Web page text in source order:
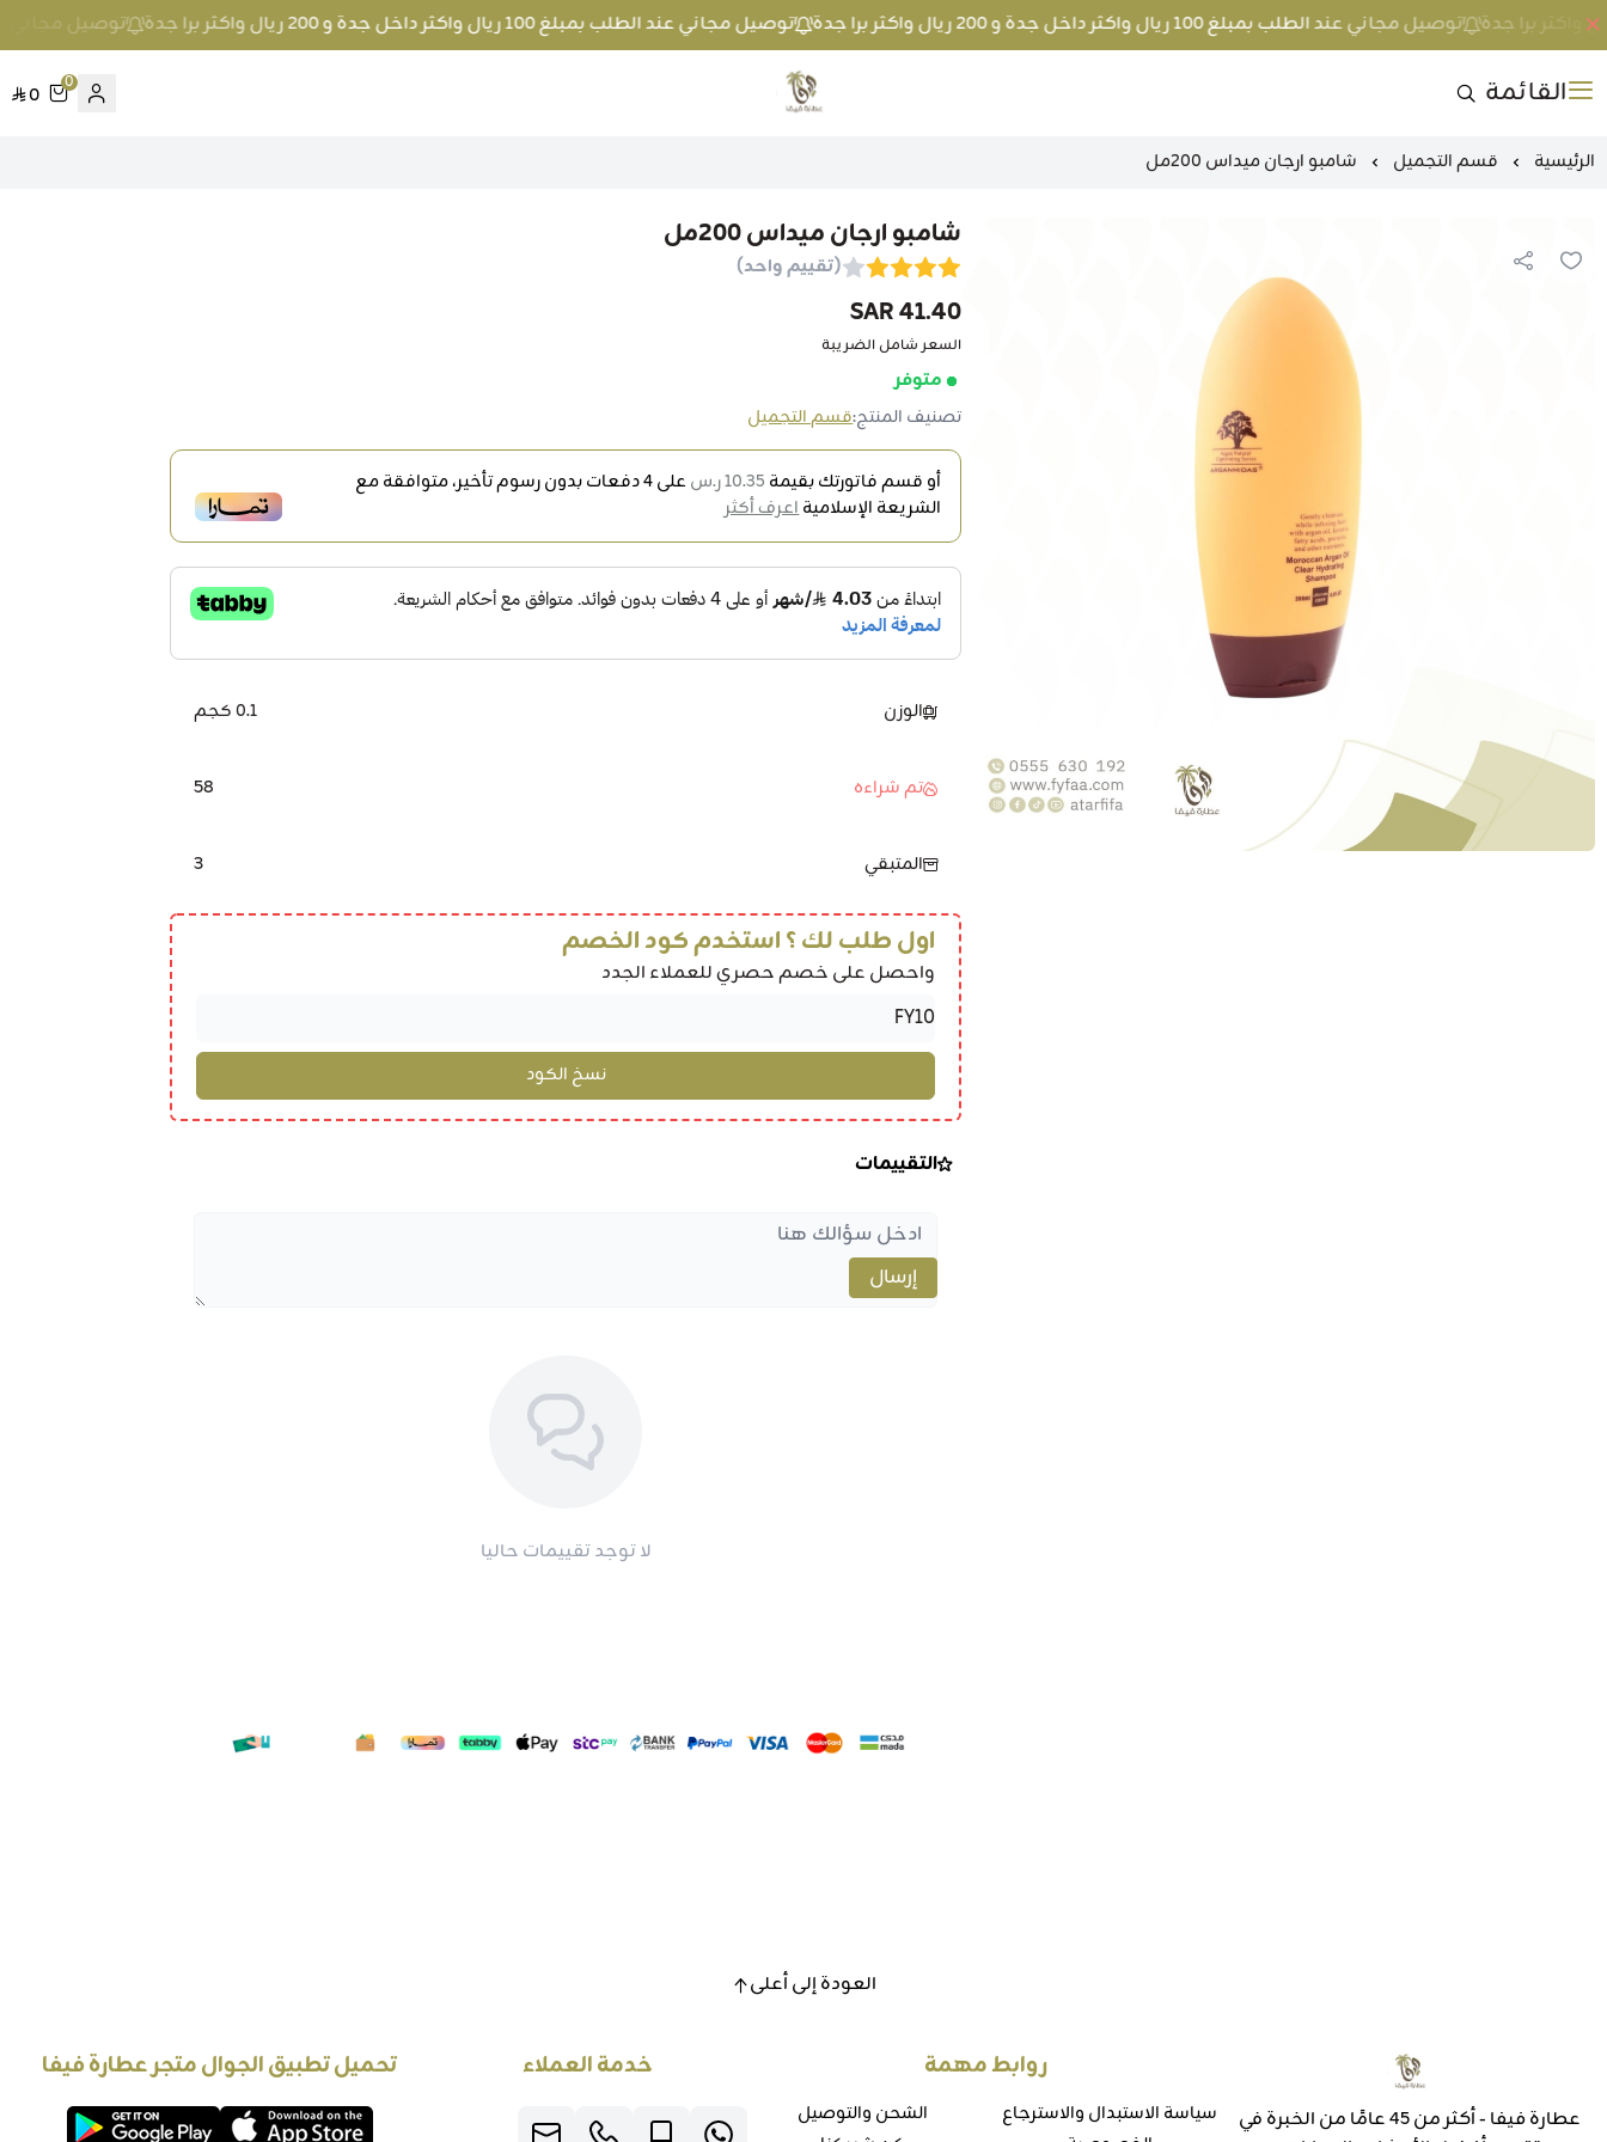
توصيل مجاني عند الطلب بمبلغ 100 ريال واكثر داخل جدة و 200 ريال واكثر برا جدة توصيل مجاني عند الطلب بمبلغ 100 ريال واكثر داخل جدة و 200 ريال واكثر برا جدة توصيل مجاني عند الطلب بمبلغ 100 ريال
القائمة متجر عطارة فيفا
0
0
الرئيسية قسم التجميل شامبو ارجان ميداس 200مل
شامبو ارجان ميداس 200مل
(تقييم واحد)
41.40 SAR
السعر شامل الضريبة
متوفر
تصنيف المنتج:قسم التجميل
أو قسم فاتورتك بقيمة 10.35 ر.س على4دفعات بدون رسوم تأخير، متوافقة مع
الشريعة الإسلاميةاعرف أكثر
الوزن 0.1 كجم
تم شراءه 58
المتبقي 3
اول طلب لك ؟ استخدم كود الخصم
واحصل على خصم حصري للعملاء الجدد
التقييمات
إرسال
لا توجد تقييمات حاليا
العودة إلى أعلى
عطارة فيفا - أكثر من 45 عامًا من الخبرة في
روابط مهمة
سياسة الاستبدال والاسترجاع
الشحن والتوصيل
خدمة العملاء تحميل تطبيق الجوال متجر عطارة فيفا